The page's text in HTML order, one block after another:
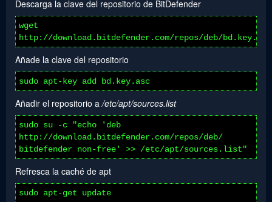
Descarga la clave del repositorio de BitDefender
wget
http://download.bitdefender.com/repos/deb/bd.key.asc
Añade la clave del repositorio
sudo apt-key add bd.key.asc
Añadir el repositorio a/etc/apt/sources.list
sudo su -c "echo 'deb
http://download.bitdefender.com/repos/deb/
bitdefender non-free' >> /etc/apt/sources.list"
Refresca la caché de apt
sudo apt-get update